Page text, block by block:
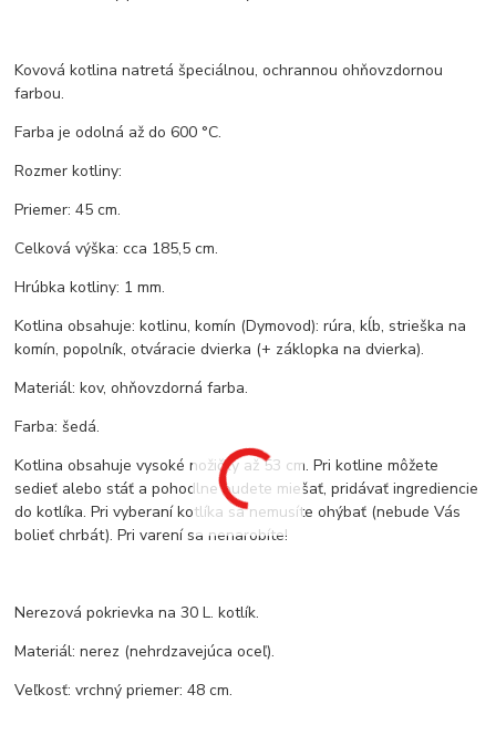
Kovová kotlina natretá špeciálnou, ochrannou ohňovzdornou
farbou.
Farba je odolná až do 600 °C.
Rozmer kotliny:
Priemer: 45 cm.
Celková výška: cca 185,5 cm.
Hrúbka kotliny: 1 mm.
Kotlina obsahuje: kotlinu, komín (Dymovod): rúra, kĺb, strieška na
komín, popolník, otváracie dvierka (+ záklopka na dvierka).
Materiál: kov, ohňovzdorná farba.
Farba: šedá.
Kotlina obsahuje vysoké nožičky až 53 cm. Pri kotline môžete
sedieť alebo stáť a pohodlne budete miešať, pridávať ingrediencie
do kotlíka. Pri vyberaní kotlíka sa nemusíte ohýbať (nebude Vás
bolieť chrbát). Pri varení sa nenarobíte!
Nerezová pokrievka na 30 L. kotlík.
Materiál: nerez (nehrdzavejúca oceľ).
Veľkosť: vrchný priemer: 48 cm.